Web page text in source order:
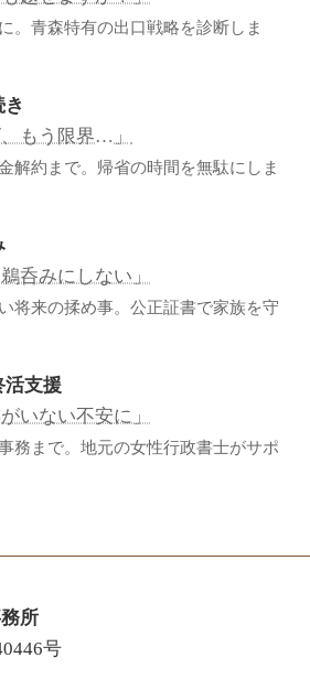
。青森特有の出口戦略を診断しま
もう限界…」
解約まで。帰省の時間を無駄にしま
呑みにしない」
将来の揉め事。公正証書で家族を守
支援
いない不安に」
務まで。地元の女性行政書士がサポ
所
号